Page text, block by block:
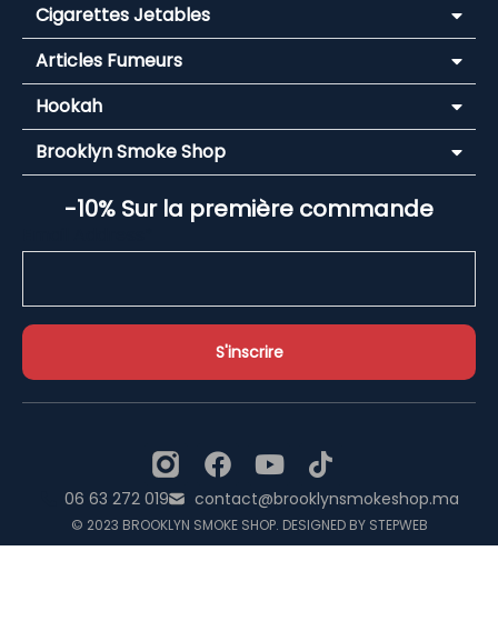
Cigarettes Jetables
Articles Fumeurs
Hookah
Brooklyn Smoke Shop
-10% Sur la première commande
© 2023 BROOKLYN SMOKE SHOP. DESIGNED BY STEPWEB
06 63 272 019 contact@brooklynsmokeshop.ma